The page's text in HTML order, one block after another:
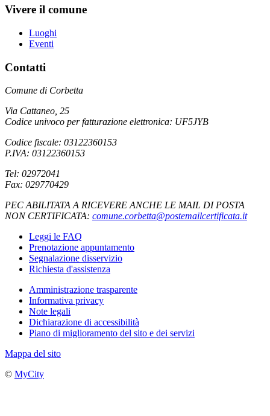
Vivere il comune
Luoghi
Eventi
Contatti
Comune di Corbetta
Via Cattaneo, 25
Codice univoco per fatturazione elettronica: UF5JYB
Codice fiscale: 03122360153
P.IVA: 03122360153
Tel: 02972041
Fax: 029770429
PEC ABILITATA A RICEVERE ANCHE LE MAIL DI POSTA
NON CERTIFICATA: comune.corbetta@postemailcertificata.it
Leggi le FAQ
Prenotazione appuntamento
Segnalazione disservizio
Richiesta d'assistenza
Amministrazione trasparente
Informativa privacy
Note legali
Dichiarazione di accessibilità
Piano di miglioramento del sito e dei servizi
Mappa del sito
© MyCity